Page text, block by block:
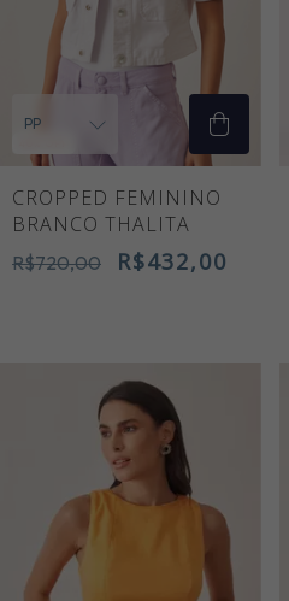
CROPPED FEMININO
BRANCO THALITA
R$720,00 R$432,00